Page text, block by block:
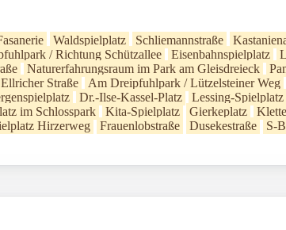
Waldspielplatz Schliemannstraße
/ Richtung Schützallee
Eisenbahnspielplatz
Naturerfahrungsraum im Park am Gleisdreieck
Straße
Am Dreipfuhlpark / Lützelsteiner Weg
Dr.-Ilse-Kassel-Platz Lessing-Spielplatz
im Schlosspark
Kita-Spielplatz Gierkeplatz
Hirzerweg
Frauenlobstraße Dusekestraße S-